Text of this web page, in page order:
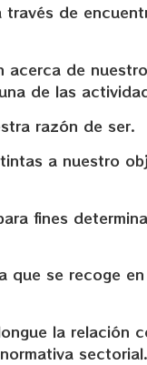
de
acerca de
de las
razón de ser.
a nuestro
fines
se recoge
la relación
sectorial.